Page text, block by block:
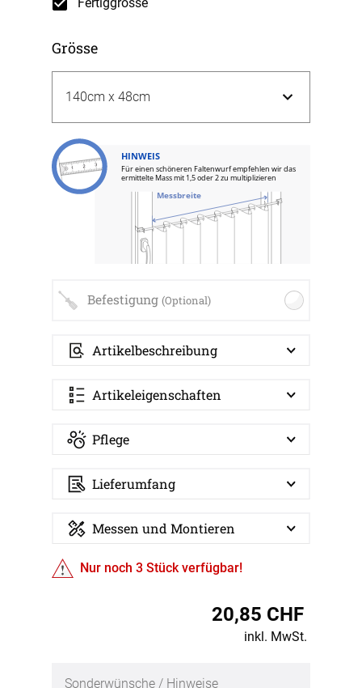
Grösse
Für einen schöneren Faltenwurf empfehlen wir das
ermittelte Mass mit 1,5 oder 2 zu multiplizieren
HINWEIS
Messbreite
Befestigung (Optional)
Artikelbeschreibung
Artikeleigenschaften
Pflege
Lieferumfang
Messen und Montieren
Nur noch3 Stück verfügbar!
20,85 CHF
inkl. MwSt.